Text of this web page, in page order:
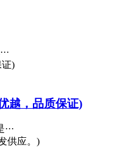
越，品质保证)